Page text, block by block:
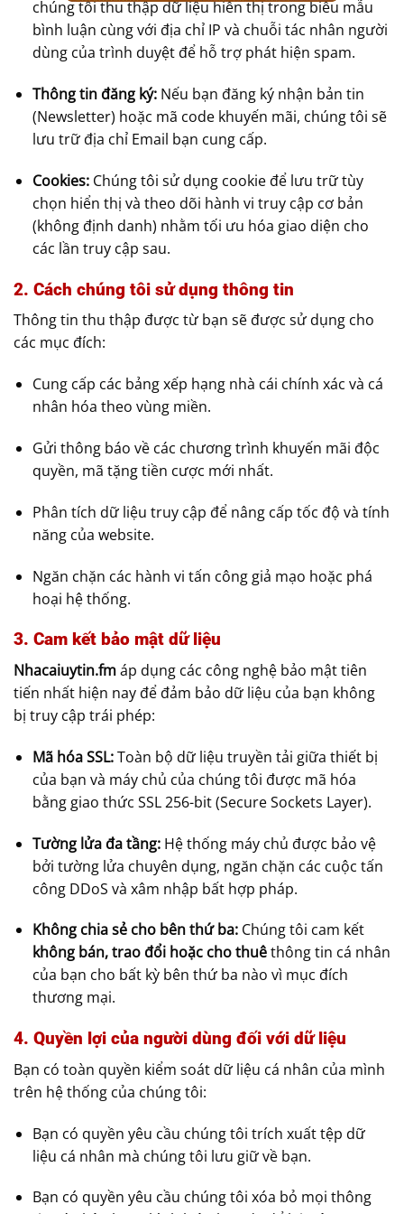
chúng tôi thu thập dữ liệu hiển thị trong biểu mẫu
bình luận cùng với địa chỉ IP và chuỗi tác nhân người
dùng của trình duyệt để hỗ trợ phát hiện spam.
Thông tin đăng ký:Nếu bạn đăng ký nhận bản tin
(Newsletter) hoặc mã code khuyến mãi, chúng tôi sẽ
lưu trữ địa chỉ Email bạn cung cấp.
Cookies:Chúng tôi sử dụng cookie để lưu trữ tùy
chọn hiển thị và theo dõi hành vi truy cập cơ bản
(không định danh) nhằm tối ưu hóa giao diện cho
các lần truy cập sau.
2. Cách chúng tôi sử dụng thông tin
Thông tin thu thập được từ bạn sẽ được sử dụng cho
các mục đích:
Cung cấp các bảng xếp hạng nhà cái chính xác và cá
nhân hóa theo vùng miền.
Gửi thông báo về các chương trình khuyến mãi độc
quyền, mã tặng tiền cược mới nhất.
Phân tích dữ liệu truy cập để nâng cấp tốc độ và tính
năng của website.
Ngăn chặn các hành vi tấn công giả mạo hoặc phá
hoại hệ thống.
3. Cam kết bảo mật dữ liệu
Nhacaiuytin.fmáp dụng các công nghệ bảo mật tiên
tiến nhất hiện nay để đảm bảo dữ liệu của bạn không
bị truy cập trái phép:
Mã hóa SSL:Toàn bộ dữ liệu truyền tải giữa thiết bị
của bạn và máy chủ của chúng tôi được mã hóa
bằng giao thức SSL 256-bit (Secure Sockets Layer).
Tường lửa đa tầng:Hệ thống máy chủ được bảo vệ
bởi tường lửa chuyên dụng, ngăn chặn các cuộc tấn
công DDoS và xâm nhập bất hợp pháp.
Không chia sẻ cho bên thứ ba:Chúng tôi cam kết
không bán, trao đổi hoặc cho thuêthông tin cá nhân
của bạn cho bất kỳ bên thứ ba nào vì mục đích
thương mại.
4. Quyền lợi của người dùng đối với dữ liệu
Bạn có toàn quyền kiểm soát dữ liệu cá nhân của mình
trên hệ thống của chúng tôi:
Bạn có quyền yêu cầu chúng tôi trích xuất tệp dữ
liệu cá nhân mà chúng tôi lưu giữ về bạn.
Bạn có quyền yêu cầu chúng tôi xóa bỏ mọi thông